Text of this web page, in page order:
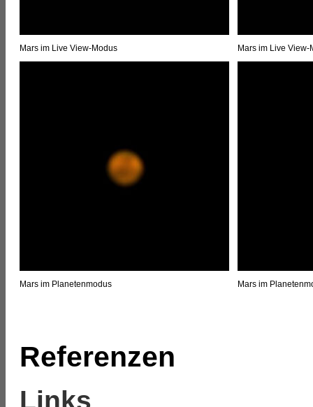
Mars im Live View-Modus Mars im Live View-
Mars im Planetenmodus Mars im
Referenzen
Links